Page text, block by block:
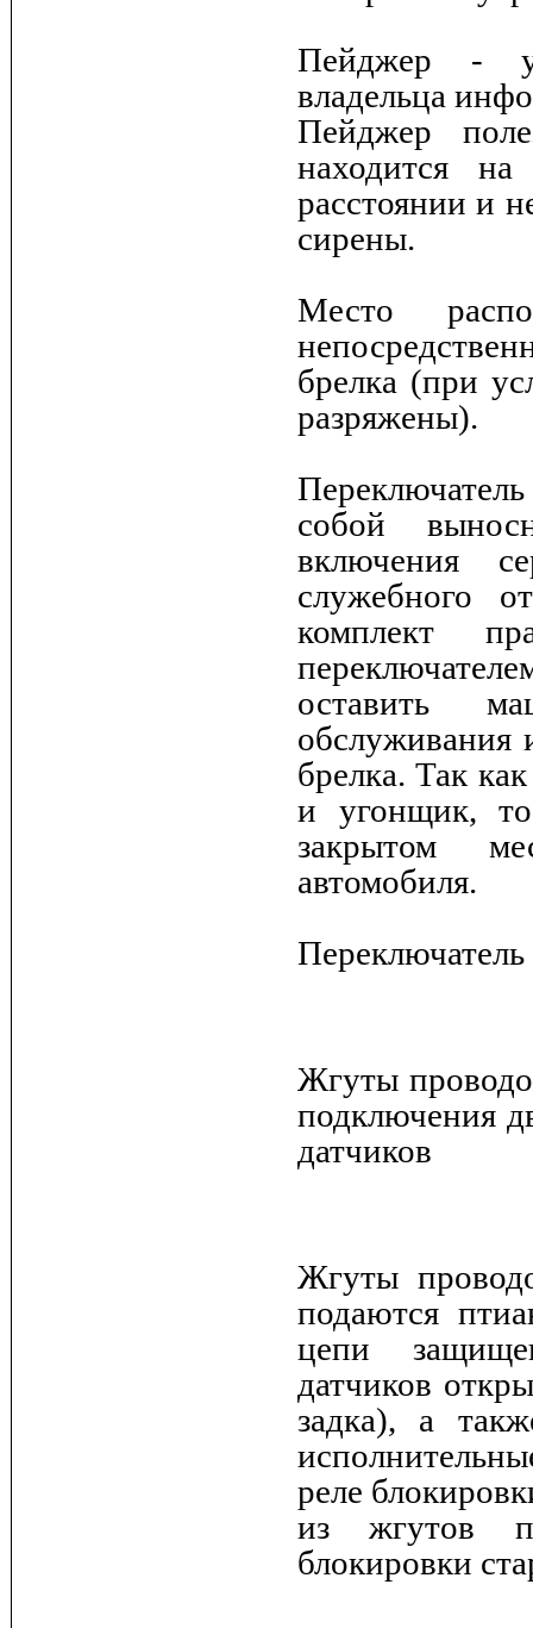
Пейджер -
владельца
Пейджер
находится
расстоянии и
сирены.
Место
брелка (при
разряжены).
собой
включения
служебного
комплект
оставить
обслуживания
брелка. Так
и угонщик, то
закрытом
автомобиля.
Жгуты
подключения
датчиков
Жгуты
подаются
цепи
датчиков
задка), а
реле
из жгутов
блокировки